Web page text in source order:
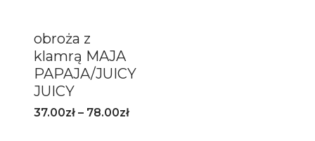
obroża z
klamrą MAJA
PAPAJA/JUICY
JUICY
37.00zł – 78.00zł